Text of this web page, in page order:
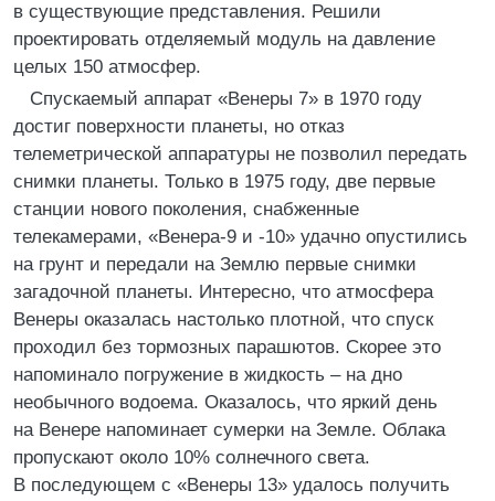
в существующие представления. Решили
проектировать отделяемый модуль на давление
целых 150 атмосфер.
Спускаемый аппарат «Венеры 7» в 1970 году
достиг поверхности планеты, но отказ
телеметрической аппаратуры не позволил передать
снимки планеты. Только в 1975 году, две первые
станции нового поколения, снабженные
телекамерами, «Венера-9 и -10» удачно опустились
на грунт и передали на Землю первые снимки
загадочной планеты. Интересно, что атмосфера
Венеры оказалась настолько плотной, что спуск
проходил без тормозных парашютов. Скорее это
напоминало погружение в жидкость – на дно
необычного водоема. Оказалось, что яркий день
на Венере напоминает сумерки на Земле. Облака
пропускают около 10% солнечного света.
В последующем с «Венеры 13» удалось получить